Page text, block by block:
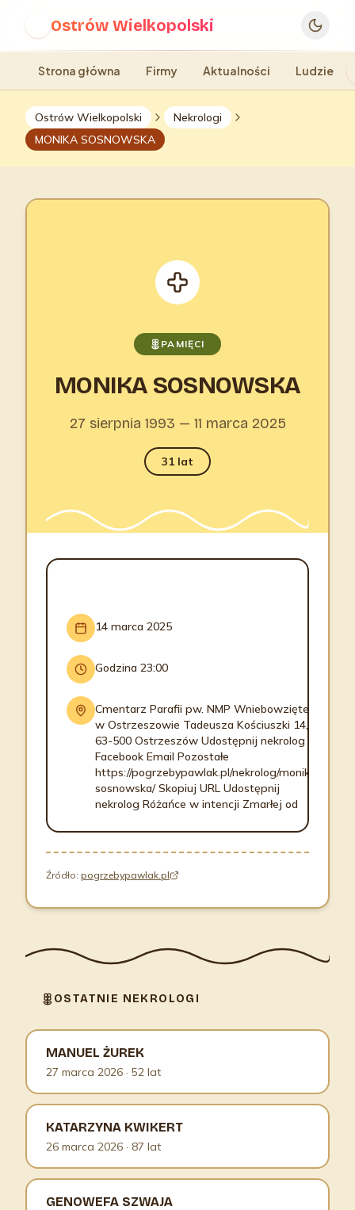
Ostrów Wielkopolski
Strona główna Firmy Aktualności Ludzie
Ostrów Wielkopolski
Nekrologi
MONIKA SOSNOWSKA
PAMIĘCI
MONIKA SOSNOWSKA
27 sierpnia 1993 — 11 marca 2025
31 lat
14 marca 2025
Godzina 23:00
Cmentarz Parafii pw. NMP Wniebowziętej
w Ostrzeszowie Tadeusza Kościuszki 14,
63-500 Ostrzeszów Udostępnij nekrolog
Facebook Email Pozostałe
https://pogrzebypawlak.pl/nekrolog/monika-
sosnowska/ Skopiuj URL Udostępnij
nekrolog Różańce w intencji Zmarłej od
Źródło: pogrzebypawlak.pl
OSTATNIE NEKROLOGI
MANUEL ŻUREK
27 marca 2026 · 52 lat
KATARZYNA KWIKERT
26 marca 2026 · 87 lat
GENOWEFA SZWAJA